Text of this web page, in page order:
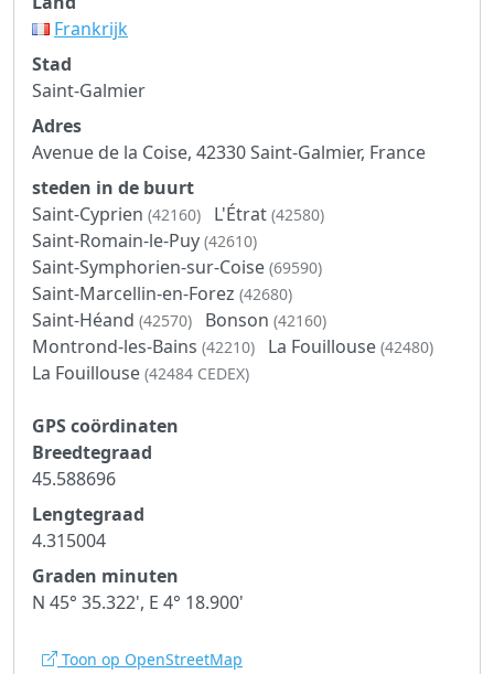
Frankrijk
Stad
Saint-Galmier
Adres
Avenue de la Coise, 42330 Saint-Galmier, France
steden in de buurt
Saint-Cyprien (42160) L'Étrat (42580)
Saint-Romain-le-Puy (42610)
Saint-Symphorien-sur-Coise (69590)
Saint-Marcellin-en-Forez (42680)
Saint-Héand (42570) Bonson (42160)
Montrond-les-Bains (42210) La Fouillouse (42480)
La Fouillouse (42484 CEDEX)
GPS coördinaten
Breedtegraad
45.588696
Lengtegraad
4.315004
Graden minuten
N 45° 35.322', E 4° 18.900'
Toon op OpenStreetMap